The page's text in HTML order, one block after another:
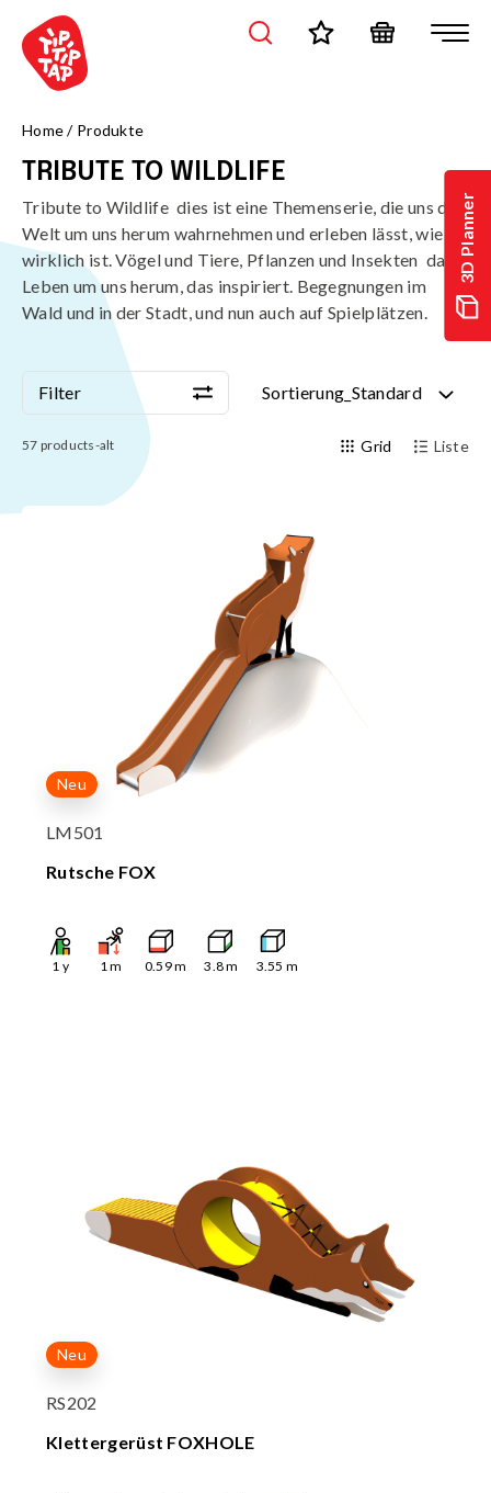
3D Planner
Home/ Produkte
TRIBUTE TO WILDLIFE
Tribute to Wildlife  dies ist eine Themenserie, die uns die
Welt um uns herum wahrnehmen und erleben lässt, wie sie
wirklich ist. Vögel und Tiere, Pflanzen und Insekten  das
Leben um uns herum, das inspiriert. Begegnungen im
Wald und in der Stadt, und nun auch auf Spielplätzen.
Filter Sortierung_Standard
Filter Sortierung_Standard
57 products-alt Grid Liste
Neu
LM501
Rutsche FOX
1 y 1m 0.59m 3.8m 3.55 m
Neu
RS202
Klettergerüst FOXHOLE